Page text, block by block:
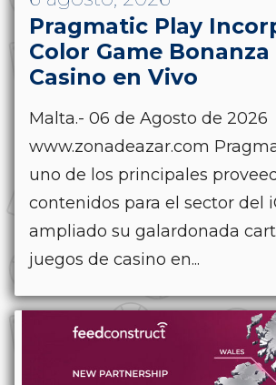
Pragmatic Play
Color Game Bonanza
Casino en Vivo
Malta.- 06 de Agosto de 2026
www.zonadeazar.com
uno de los principales
contenidos para el sector del
ampliado su galardonada
juegos de casino en...